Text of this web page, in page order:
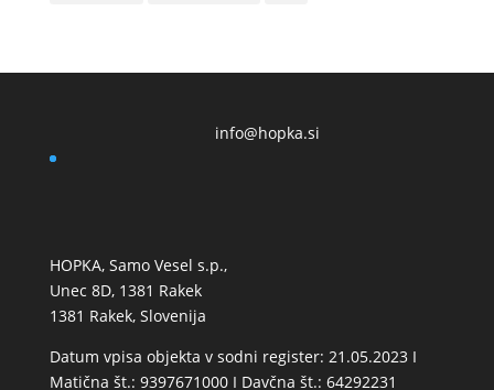
HOPKA, Samo Vesel s.p.,
Unec 8D, 1381 Rakek
1381 Rakek, Slovenija
Datum vpisa objekta v sodni register: 21.05.2023 I
Matična št.: 9397671000 I Davčna št.: 64292231
info@hopka.si